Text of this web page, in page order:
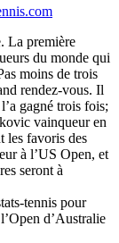
La première
du monde qui
moins de trois
rendez-vous. Il
gagné trois fois;
vainqueur en
les favoris des
à l’US Open, et
seront à
tennis pour
d’Australie